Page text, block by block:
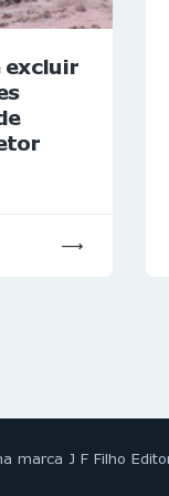
excluir
J F Filho